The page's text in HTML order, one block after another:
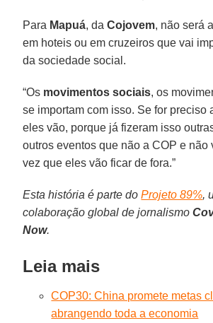
Para Mapuá, daCojovem, não será
em hoteis ou em cruzeiros que vai
da sociedade social.
“Os movimentos sociais, os
se importam com isso. Se for preciso
eles vão, porque já fizeram isso
outros eventos que não a COP e não
vez que eles vão ficar de fora.”
Esta história é parte doProjeto 89%,
colaboração global de jornalismo
Now.
Leia mais
COP30: China promete metas
abrangendo toda a economia